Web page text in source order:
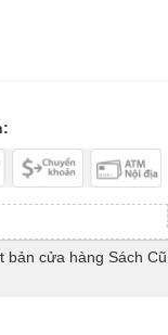
bản cửa hàng Sách Cũ